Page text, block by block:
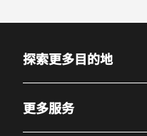
探索更多目的地
更多服务